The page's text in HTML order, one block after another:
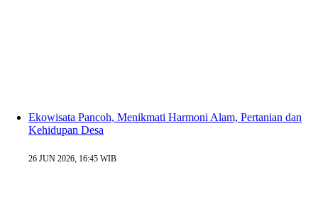
Ekowisata Pancoh, Menikmati Harmoni Alam, Pertanian dan
Kehidupan Desa
26 JUN 2026, 16:45 WIB